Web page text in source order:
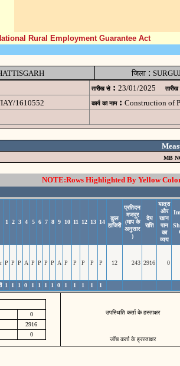
Rural Employment Guarantee Act
जिला:
तारीख से : 23/01/2025 तारीख
1610552 कार्य का नाम : Construction of
MB
NOTE:Rows Highlighted By Yellow
1 2 3 4 5 6 7 8 9 10 11 12 13 14
कुल
हाजिरी
प्रतिदन
मजदूर
(माप के
अनुसार
)
देय
राशि
यात्रा
और
खान
पान
का
व्यय
P P P A P P P P A P P P P P 12 243 2916 0
1 1 1 0 1 1 1 1 0 1 1 1 1 1
0
2916
0
उपस्थिति कर्ता के हस्ताक्षर
जॉच कर्ता के ह्रस्ताक्षर